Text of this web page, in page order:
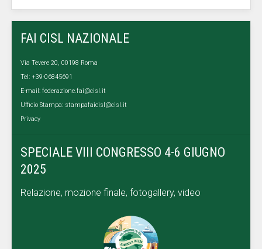
FAI CISL NAZIONALE
Via Tevere 20, 00198 Roma
Tel: +39-06845691
E-mail: federazione.fai@cisl.it
Ufficio Stampa: stampafaicisl@cisl.it
Privacy
SPECIALE VIII CONGRESSO 4-6 GIUGNO
2025
Relazione, mozione finale, fotogallery, video